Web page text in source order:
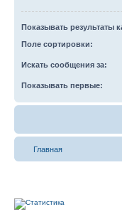
Показывать результаты
Поле сортировки:
Искать сообщения за:
Показывать первые:
Главная